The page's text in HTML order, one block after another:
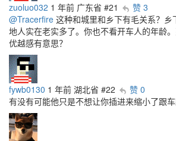
zuoluo032 1 年前 广东省 #21
赞 3
@Tracerfire 这种和城里和乡下有毛关系？
地人实在老实多了。你也不看开车人的年龄
优越感有意思？
fywb0130 1 年前 湖北省 #22
赞 0
有没有可能他只是不想让你插进来缩小了跟车